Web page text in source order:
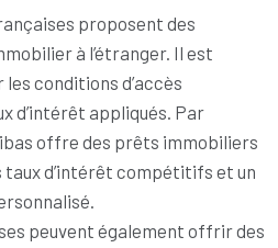
proposent des
à l’étranger. Il est
conditions d’accès
d’intérêt appliqués. Par
offre des prêts immobiliers
taux d’intérêt compétitifs et un
peuvent également offrir des